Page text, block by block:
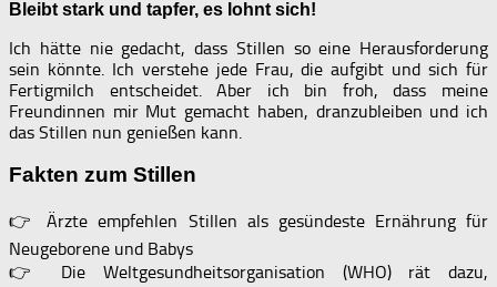
Bleibt stark und tapfer, es lohnt sich!
Ich hätte nie gedacht, dass Stillen so eine Herausforderung
sein könnte. Ich verstehe jede Frau, die aufgibt und sich für
Fertigmilch entscheidet. Aber ich bin froh, dass meine
Freundinnen mir Mut gemacht haben, dranzubleiben und ich
das Stillen nun genießen kann.
Fakten zum Stillen
👉 Ärzte empfehlen Stillen als gesündeste Ernährung für
Neugeborene und Babys
👉 Die Weltgesundheitsorganisation (WHO) rät dazu,